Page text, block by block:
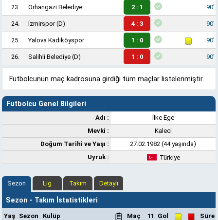
23. Orhangazi Belediye 2 : 1 90'
24. İzmirspor(D) 4 : 3 90'
25. Yalova Kadıköyspor 1 : 0 90'
26. Salihli Belediye (D) 1 : 0 90'
Futbolcunun maç kadrosuna girdiği tüm maçlar listelenmiştir.
Futbolcu Genel Bilgileri
Adı :
İlke Ege
Mevki :
Kaleci
Doğum Tarihi ve Yaşı :
27.02.1982 (44 yaşında)
Uyruk :
Türkiye
Sezon Lig Takım Detaylı
Sezon - Takım İstatistikleri
Yaş Sezon Kulüp Maç 11 Gol
Süre